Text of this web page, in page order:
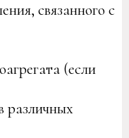
связанного с
(если
различных